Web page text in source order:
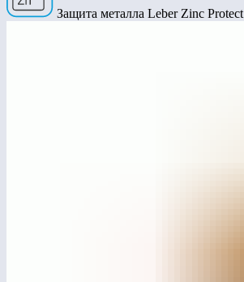
Защита металла Leber Zinc Protect